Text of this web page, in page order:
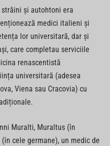
străini și autohtoni era
medici italieni și
lor universitară, dar și
care completau serviciile
renascentistă
universitară (adesea
Viena sau Cracovia) cu
Muralti, Muraltus (în
cele germane), un medic de